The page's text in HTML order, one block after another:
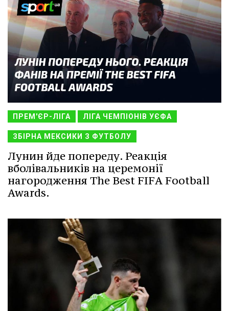
ПРЕМ'ЄР-ЛІГА ЛІГА ЧЕМПІОНІВ УЄФА
ЗБІРНА МЕКСИКИ З ФУТБОЛУ
Лунин йде попереду. Реакція
вболівальників на церемонії
нагородження The Best FIFA Football
Awards.